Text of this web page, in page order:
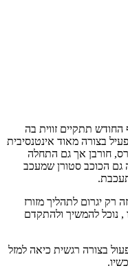
תתקיים זווית בה
בצורה מאוד אינטנסיבית
חורבן אך גם התחלה
הכוכב סטורן שמעכב
רק יגרום לתהליך מזורז
, נוכל להמשיך ולהתקדם
בצורה רגשית כיאה למזל